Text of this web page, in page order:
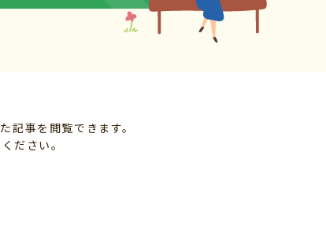
事を閲覧できます。
ださい。